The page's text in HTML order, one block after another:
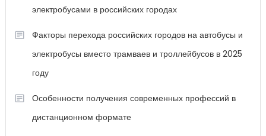
электробусами в российских городах
Факторы перехода российских городов на автобусы и
электробусы вместо трамваев и троллейбусов в 2025
году
Особенности получения современных профессий в
дистанционном формате